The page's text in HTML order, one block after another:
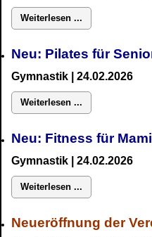
Weiterlesen ...
Neu: Pilates für
Gymnastik | 24.02.2026
Weiterlesen ...
Neu: Fitness für
Gymnastik | 24.02.2026
Weiterlesen ...
Neueröffnung der